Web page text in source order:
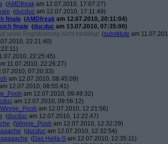
(AMDfreak am 12.07.2010, 17:07:27)
(ducduc am 12.07.2010, 17:11:49)
finale (AMDfreak am 12.07.2010, 20:11:04)
finale (ducduc am 13.07.2010, 07:35:00)
seine Registrierung nicht bestätigt (substitute am
22:21:40)
22:25:45)
11.07.2010, 22:26:27)
07:20:33)
am 12.07.2010, 08:45:09)
12.07.2010, 08:55:41)
am 12.07.2010, 09:49:32)
am 12.07.2010, 09:56:12)
Winnie_Pooh am 12.07.2010, 12:21:56)
(ducduc am 12.07.2010, 12:22:47)
(Winnie_Pooh am 12.07.2010, 12:32:29)
(ducduc am 12.07.2010, 12:32:54)
(Das Hella-S am 12.07.2010, 12:35:11)